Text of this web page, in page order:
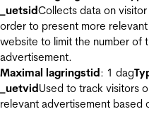
_uetsidCollects data on
order to present more
website to limit the number of
advertisement.
Maximal lagringstid: 1 dag
_uetvidUsed to track visitors
relevant advertisement based